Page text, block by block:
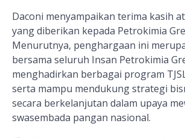
Daconi menyampaikan terima kasih
yang diberikan kepada Petrokimia
Menurutnya, penghargaan ini
bersama seluruh Insan Petrokimia
menghadirkan berbagai program
serta mampu mendukung strategi
secara berkelanjutan dalam upaya
swasembada pangan nasional.